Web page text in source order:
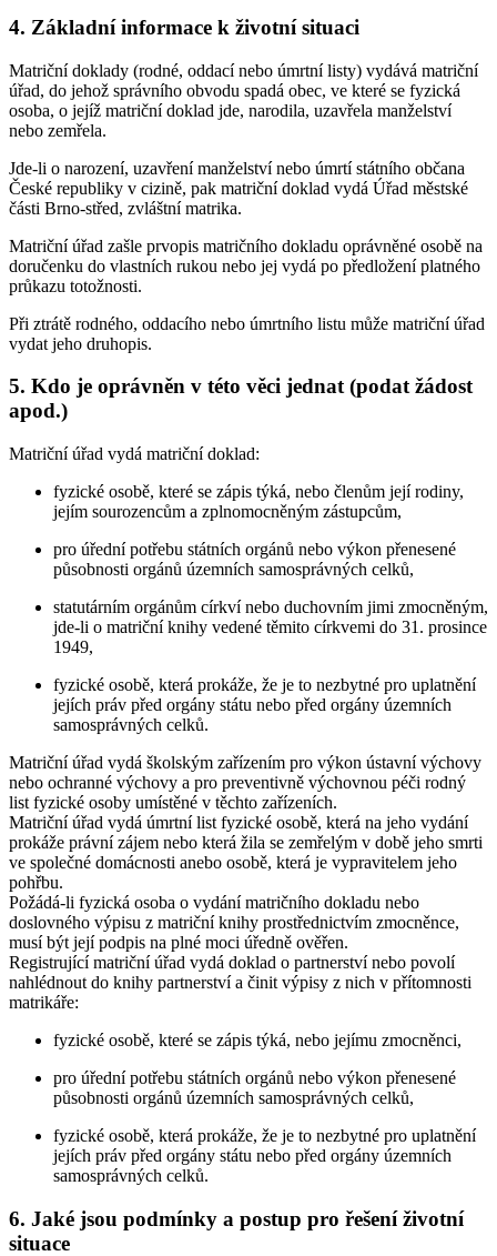
4. Základní informace k životní situaci
Matriční doklady (rodné, oddací nebo úmrtní listy) vydává matriční
úřad, do jehož správního obvodu spadá obec, ve které se fyzická
osoba, o jejíž matriční doklad jde, narodila, uzavřela manželství
nebo zemřela.
Jde-li o narození, uzavření manželství nebo úmrtí státního občana
České republiky v cizině, pak matriční doklad vydá Úřad městské
části Brno-střed, zvláštní matrika.
Matriční úřad zašle prvopis matričního dokladu oprávněné osobě na
doručenku do vlastních rukou nebo jej vydá po předložení platného
průkazu totožnosti.
Při ztrátě rodného, oddacího nebo úmrtního listu může matriční úřad
vydat jeho druhopis.
5. Kdo je oprávněn v této věci jednat (podat žádost
apod.)
Matriční úřad vydá matriční doklad:
fyzické osobě, které se zápis týká, nebo členům její rodiny,
jejím sourozencům a zplnomocněným zástupcům,
pro úřední potřebu státních orgánů nebo výkon přenesené
působnosti orgánů územních samosprávných celků,
statutárním orgánům církví nebo duchovním jimi zmocněným,
jde-li o matriční knihy vedené těmito církvemi do 31. prosince
1949,
fyzické osobě, která prokáže, že je to nezbytné pro uplatnění
jejích práv před orgány státu nebo před orgány územních
samosprávných celků.
Matriční úřad vydá školským zařízením pro výkon ústavní výchovy
nebo ochranné výchovy a pro preventivně výchovnou péči rodný
list fyzické osoby umístěné v těchto zařízeních.
Matriční úřad vydá úmrtní list fyzické osobě, která na jeho vydání
prokáže právní zájem nebo která žila se zemřelým v době jeho smrti
ve společné domácnosti anebo osobě, která je vypravitelem jeho
pohřbu.
Požádá-li fyzická osoba o vydání matričního dokladu nebo
doslovného výpisu z matriční knihy prostřednictvím zmocněnce,
musí být její podpis na plné moci úředně ověřen.
Registrující matriční úřad vydá doklad o partnerství nebo povolí
nahlédnout do knihy partnerství a činit výpisy z nich v přítomnosti
matrikáře:
fyzické osobě, které se zápis týká, nebo jejímu zmocněnci,
pro úřední potřebu státních orgánů nebo výkon přenesené
působnosti orgánů územních samosprávných celků,
fyzické osobě, která prokáže, že je to nezbytné pro uplatnění
jejích práv před orgány státu nebo před orgány územních
samosprávných celků.
6. Jaké jsou podmínky a postup pro řešení životní
situace